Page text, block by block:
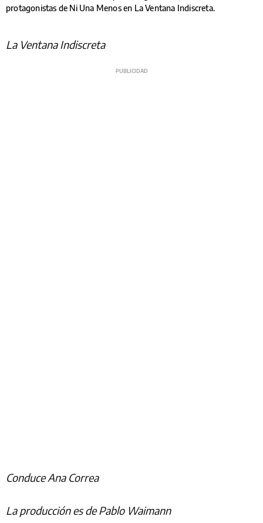
protagonistas de Ni Una Menos en La Ventana Indiscreta.
La Ventana Indiscreta
Conduce Ana Correa
La producción es de Pablo Waimann